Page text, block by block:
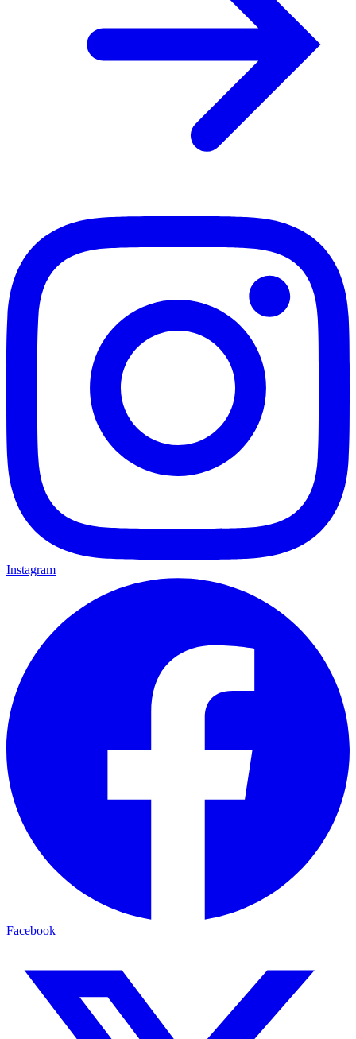
Instagram
Facebook